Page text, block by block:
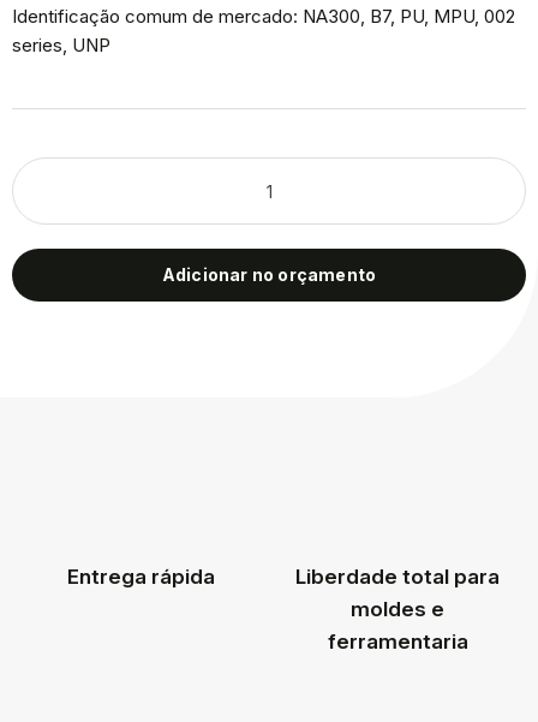
Identificação comum de mercado: NA300, B7, PU, MPU, 002
series, UNP
Adicionar no orçamento
Entrega rápida
Liberdade total para
moldes e
ferramentaria